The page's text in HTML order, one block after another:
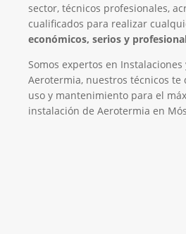
sector, técnicos profesionales,
cualificados para realizar
económicos, serios y
Somos expertos en
Aerotermia, nuestros técnicos te
uso y mantenimiento para el
instalación de Aerotermia en